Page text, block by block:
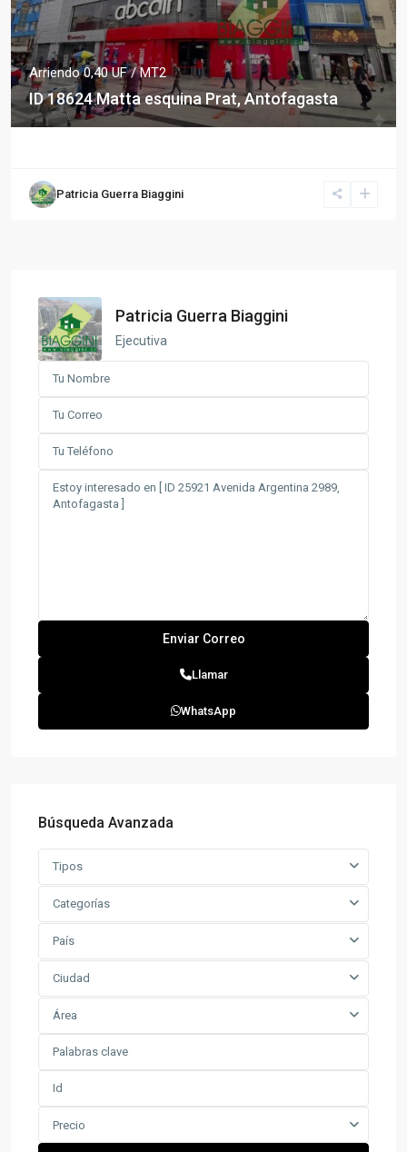
Arriendo 0,40 UF / MT2
ID 18624 Matta esquina Prat, Antofagasta
Patricia Guerra Biaggini
Patricia Guerra Biaggini
Ejecutiva
Llamar
WhatsApp
Búsqueda Avanzada
Tipos
Categorías
País
Ciudad
Área
Precio